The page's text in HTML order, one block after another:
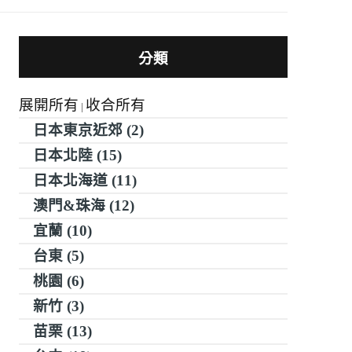
分類
展開所有 | 收合所有
日本東京近郊 (2)
日本北陸 (15)
日本北海道 (11)
澳門&珠海 (12)
宜蘭 (10)
台東 (5)
桃園 (6)
新竹 (3)
苗栗 (13)